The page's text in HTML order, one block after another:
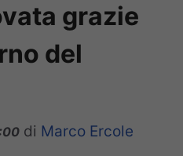
grazie
del
di Marco Ercole